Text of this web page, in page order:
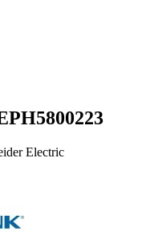
Electric